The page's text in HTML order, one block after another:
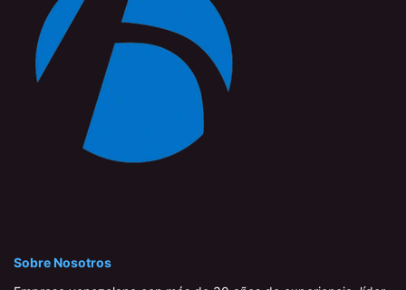
Sobre Nosotros